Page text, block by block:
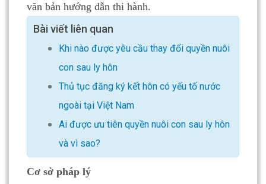
văn bản hướng dẫn thi hành.
Bài viết liên quan
Khi nào được yêu cầu thay đổi quyền nuôi
con sau ly hôn
Thủ tục đăng ký kết hôn có yếu tố nước
ngoài tại Việt Nam
Ai được ưu tiên quyền nuôi con sau ly hôn
và vì sao?
Cơ sở pháp lý